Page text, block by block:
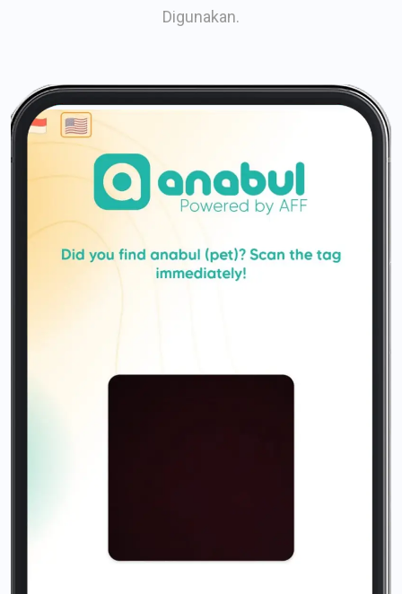
Digunakan.